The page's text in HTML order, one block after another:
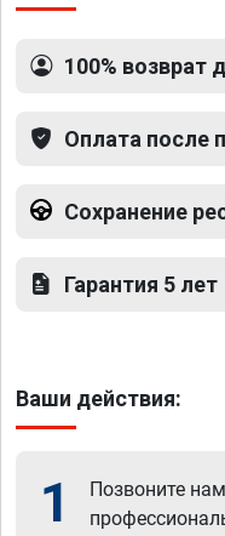
100% возврат
Оплата после
Сохранение
Гарантия 5 лет
Ваши действия:
1 Позвоните нам